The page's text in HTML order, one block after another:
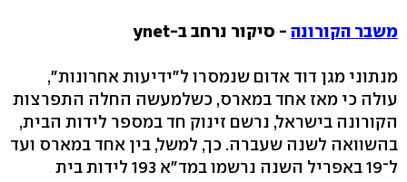
משבר הקורונה - סיקור נרחב ב-ynet
מנתוני מגן דוד אדום שנמסרו ל"ידיעות אחרונות",
עולה כי מאז אחד במארס, כשלמעשה החלה התפרצות
הקורונה בישראל, נרשם זינוק חד במספר לידות הבית,
בהשוואה לשנה שעברה. כך, למשל, בין אחד במארס ועד
ל־19 באפריל השנה נרשמו במד"א 193 לידות בית